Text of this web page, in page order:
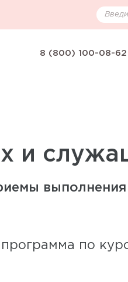
Поиск
8 (800) 100-08-62
и
выполнения
по